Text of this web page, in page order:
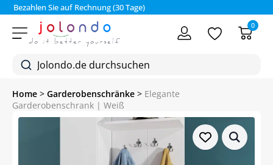
Bezahlen Sie auf Rechnung (30 Tage)
0
Home > Garderobenschränke > Elegante
Garderobenschrank | Weiß